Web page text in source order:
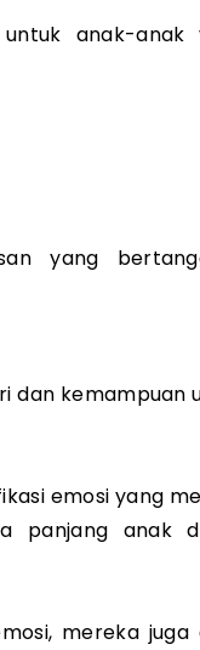
anak-anak
yang
dan kemampuan
emosi yang
panjang anak
mereka juga